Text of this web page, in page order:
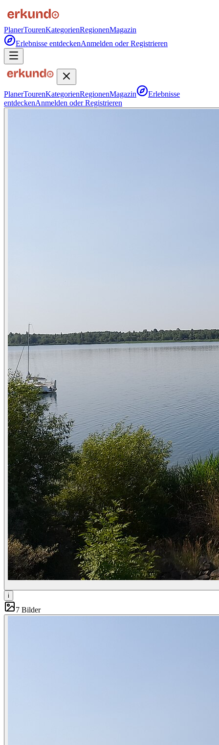
PlanerTourenKategorienRegionenMagazin
Erlebnisse entdeckenAnmelden oder Registrieren
PlanerTourenKategorienRegionenMagazin
Erlebnisse
entdeckenAnmelden oder Registrieren
i
7 Bilder